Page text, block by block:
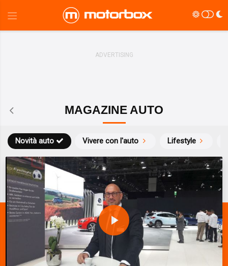
MAGAZINE AUTO
Novità auto Vivere con l'auto Lifestyle
P
l